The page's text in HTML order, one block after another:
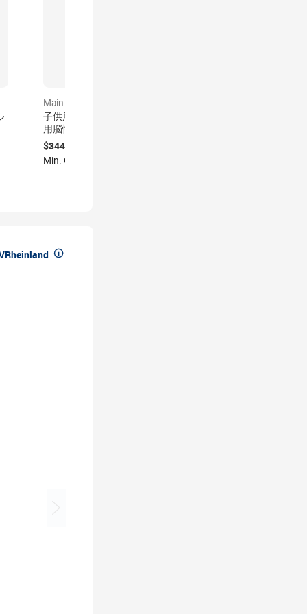
Main product
子供用折りたたみ式子供
用脳性麻痺車椅子
$344.50-371
Min. Order: 1 ピース
